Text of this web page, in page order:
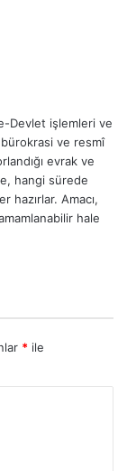
Devlet işlemleri ve
ve resmî
evrak ve
hangi sürede
hazırlar. Amacı,
hale
* ile